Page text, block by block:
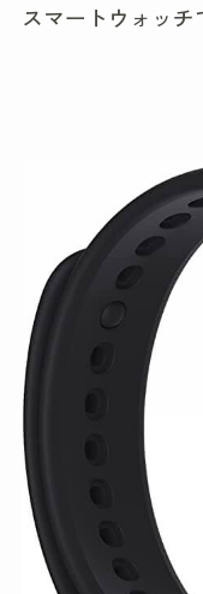
スマートウォッチ